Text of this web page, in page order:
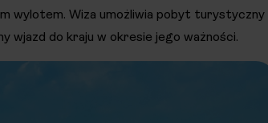
wylotem. Wiza umożliwia pobyt turystyczny
wjazd do kraju w okresie jego ważności.